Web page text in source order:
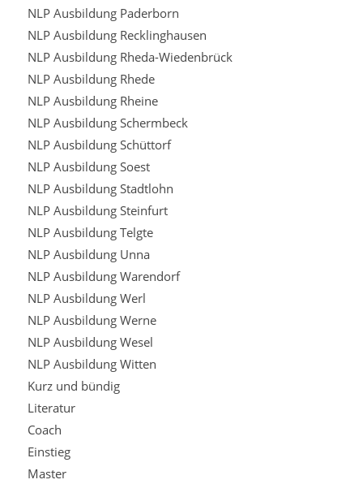
NLP Ausbildung Paderborn
NLP Ausbildung Recklinghausen
NLP Ausbildung Rheda-Wiedenbrück
NLP Ausbildung Rhede
NLP Ausbildung Rheine
NLP Ausbildung Schermbeck
NLP Ausbildung Schüttorf
NLP Ausbildung Soest
NLP Ausbildung Stadtlohn
NLP Ausbildung Steinfurt
NLP Ausbildung Telgte
NLP Ausbildung Unna
NLP Ausbildung Warendorf
NLP Ausbildung Werl
NLP Ausbildung Werne
NLP Ausbildung Wesel
NLP Ausbildung Witten
Kurz und bündig
Literatur
Coach
Einstieg
Master